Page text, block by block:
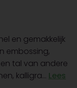
en gemakkelijk
embossing,
tal van andere
kalligra... Lees